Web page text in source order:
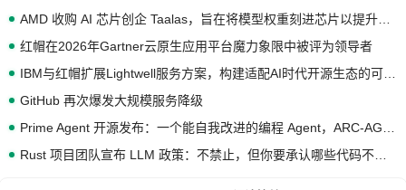
红帽在2026年Gartner云原生应用平台魔力象限中被评为领导者
GitHub 再次爆发大规模服务降级